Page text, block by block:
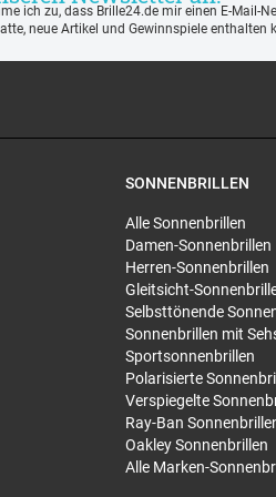
ich zu, dass Brille24.de mir einen E-Mail-
neue Artikel und Gewinnspiele enthalten
SONNENBRILLEN
Alle Sonnenbrillen
Damen-Sonnenbrillen
Herren-Sonnenbrillen
Gleitsicht-
Selbsttönende
Sonnenbrillen mit
Sportsonnenbrillen
Polarisierte
Verspiegelte
Ray-Ban
Oakley Sonnenbrillen
Alle Marken-